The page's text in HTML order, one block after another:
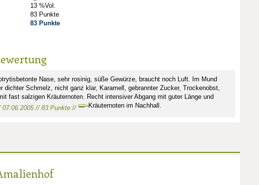
13 %Vol.
83 Punkte
83 Punkte
Nase, sehr rosinig, süße Gewürze, braucht noch Luft. Im Mund
dichter Schmelz, nicht ganz klar, Karamell, gebrannter Zucker, Trockenobst,
fast salzigen Kräuternoten. Recht intensiver Abgang mit guter Länge und
Kräuternoten im Nachhall.
07.06.2005 // 83 Punkte //